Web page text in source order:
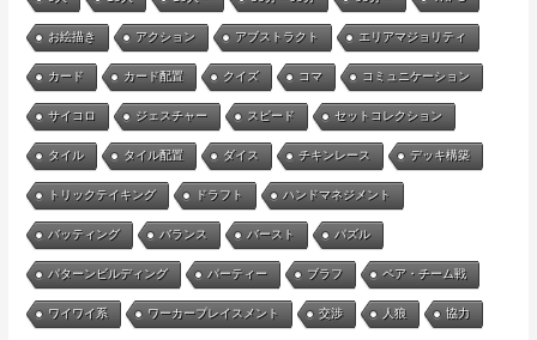
お絵描き アクション アブストラクト エリアマジョリティ
カード カード配置 クイズ コマ コミュニケーション
サイコロ ジェスチャー スピード セットコレクション
タイル タイル配置 ダイス チキンレース デッキ構築
トリックテイキング ドラフト ハンドマネジメント
バッティング バランス バースト パズル
パターンビルディング パーティー ブラフ ペア・チーム戦
ワイワイ系 ワーカープレイスメント 交渉 人狼 協力